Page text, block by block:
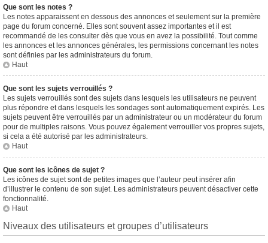
Que sont les notes ?
Les notes apparaissent en dessous des annonces et seulement sur la première
page du forum concerné. Elles sont souvent assez importantes et il est
recommandé de les consulter dès que vous en avez la possibilité. Tout comme
les annonces et les annonces générales, les permissions concernant les notes
sont définies par les administrateurs du forum.
Haut
Que sont les sujets verrouillés ?
Les sujets verrouillés sont des sujets dans lesquels les utilisateurs ne peuvent
plus répondre et dans lesquels les sondages sont automatiquement expirés. Les
sujets peuvent être verrouillés par un administrateur ou un modérateur du forum
pour de multiples raisons. Vous pouvez également verrouiller vos propres sujets,
si cela a été autorisé par les administrateurs.
Haut
Que sont les icônes de sujet ?
Les icônes de sujet sont de petites images que l’auteur peut insérer afin
d’illustrer le contenu de son sujet. Les administrateurs peuvent désactiver cette
fonctionnalité.
Haut
Niveaux des utilisateurs et groupes d’utilisateurs